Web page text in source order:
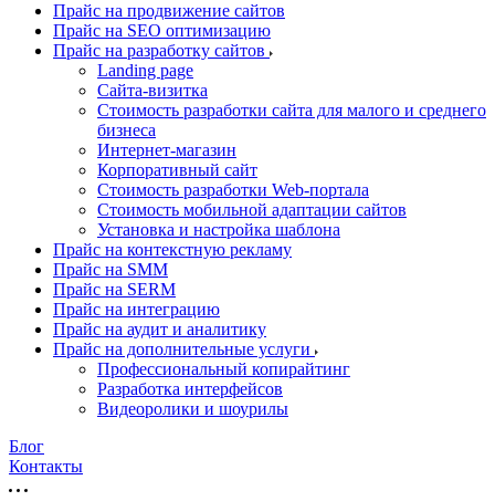
Прайс на продвижение сайтов
Прайс на SEO оптимизацию
Прайс на разработку сайтов
Landing page
Cайта-визитка
Стоимость разработки сайта для малого и среднего
бизнеса
Интернет-магазин
Корпоративный сайт
Стоимость разработки Web-портала
Стоимость мобильной адаптации сайтов
Установка и настройка шаблона
Прайс на контекстную рекламу
Прайс на SMM
Прайс на SERM
Прайс на интеграцию
Прайс на аудит и аналитику
Прайс на дополнительные услуги
Профессиональный копирайтинг
Разработка интерфейсов
Видеоролики и шоурилы
Блог
Контакты